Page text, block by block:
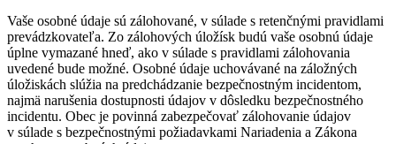
Vaše osobné údaje sú zálohované, v súlade s retenčnými pravidlami
prevádzkovateľa. Zo zálohových úložísk budú vaše osobnú údaje
úplne vymazané hneď, ako v súlade s pravidlami zálohovania
uvedené bude možné. Osobné údaje uchovávané na záložných
úložiskách slúžia na predchádzanie bezpečnostným incidentom,
najmä narušenia dostupnosti údajov v dôsledku bezpečnostného
incidentu. Obec je povinná zabezpečovať zálohovanie údajov
v súlade s bezpečnostnými požiadavkami Nariadenia a Zákona